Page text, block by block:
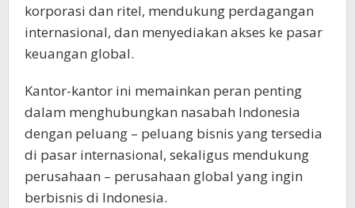
korporasi dan ritel, mendukung perdagangan
internasional, dan menyediakan akses ke pasar
keuangan global.
Kantor-kantor ini memainkan peran penting
dalam menghubungkan nasabah Indonesia
dengan peluang – peluang bisnis yang tersedia
di pasar internasional, sekaligus mendukung
perusahaan – perusahaan global yang ingin
berbisnis di Indonesia.